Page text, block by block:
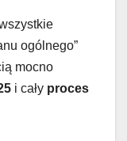
ogólnego”
mocno
i cały proces